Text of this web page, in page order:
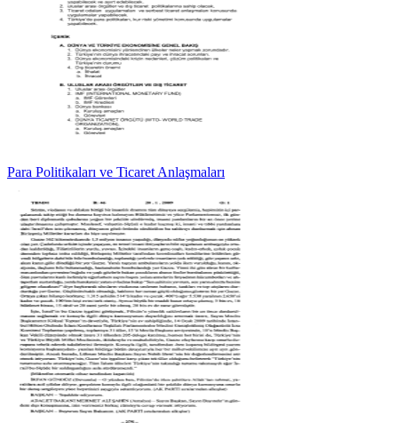
Para Politikaları ve Ticaret Anlaşmaları